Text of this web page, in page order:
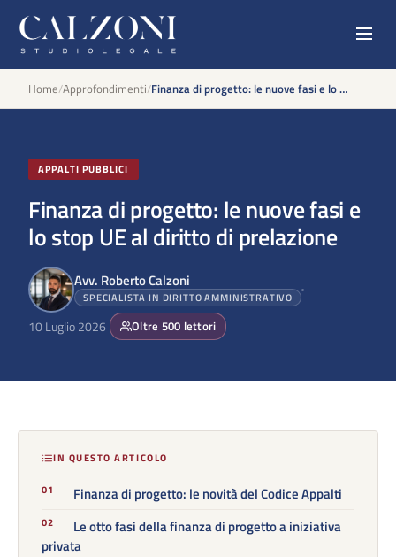
Home/Approfondimenti/ Finanza di progetto: le nuove fasi e lo stop UE al diritto di prelazione
APPALTI PUBBLICI
Finanza di progetto: le nuove fasi e
lo stop UE al diritto di prelazione
Avv. Roberto Calzoni
SPECIALISTA IN DIRITTO AMMINISTRATIVO
10 Luglio 2026 Oltre 500 lettori
IN QUESTO ARTICOLO
Finanza di progetto: le novità del Codice Appalti
Le otto fasi della finanza di progetto a iniziativa
privata